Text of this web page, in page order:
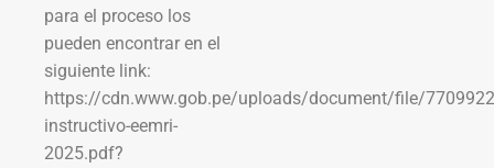
para el proceso los
pueden encontrar en el
siguiente link:
https://cdn.www.gob.pe/uploads/document/file/
instructivo-eemri-
2025.pdf?